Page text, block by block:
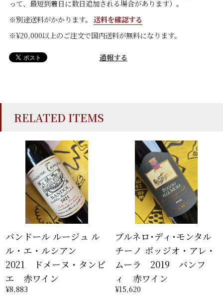
って、最短到着日に数日追加される場合があります）。
※別途送料がかかります。 送料を確認する
※¥20,000以上のご注文で国内送料が無料になります。
通報する
RELATED ITEMS
バンドール ルージュ ル
ル・エ・ルシアン
2021 ドメーヌ・タンピ
エ 赤ワイン
¥8,883
ブルネロ･ディ･モンタル
チーノ ポッジオ・アレ・
ムーラ 2019 バンフ
ィ 赤ワイン
¥15,620